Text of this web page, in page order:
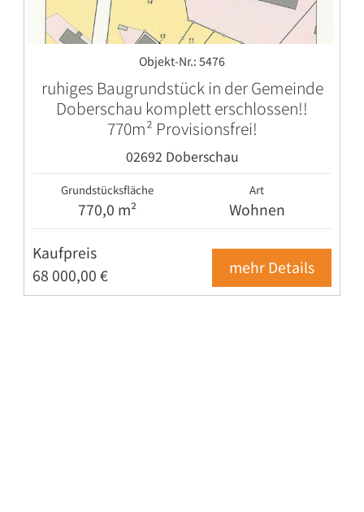
Objekt-Nr.: 5476
ruhiges Baugrundstück in der Gemeinde
Doberschau komplett erschlossen!!
770m² Provisionsfrei!
02692 Doberschau
Grundstücksfläche
770,0 m²
Art
Wohnen
Kaufpreis
68 000,00 €
mehr Details